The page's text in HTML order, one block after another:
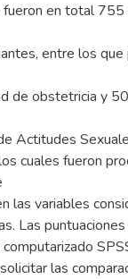
en total
entre los
de obstetricia y
Actitudes
cuales fueron
las variables
Las
las